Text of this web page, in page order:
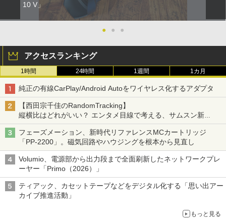
10 V」
● ● ●
アクセスランキング
1時間 24時間 1週間 1カ月
純正の有線CarPlay/Android Autoをワイヤレス化するアダプタ
【西田宗千佳のRandomTracking】
縦横比はどれがいい？ エンタメ目線で考える、サムスン新
「Galaxy Z Fold」
フェーズメーション、新時代リファレンスMCカートリッジ
「PP-2200」。磁気回路やハウジングを根本から見直し
Volumio、電源部から出力段まで全面刷新したネットワークプレ
ーヤー「Primo（2026）」
ティアック、カセットテープなどをデジタル化する「思い出アー
カイブ推進活動」
もっと見る